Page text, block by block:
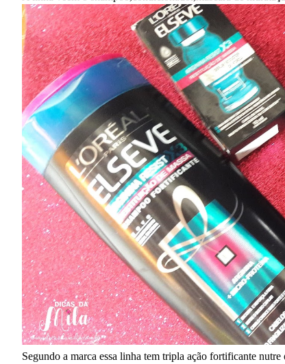
Segundo a marca essa linha tem tripla ação fortificante